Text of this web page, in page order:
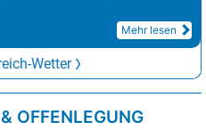
Mehr lesen
Wetter
OFFENLEGUNG